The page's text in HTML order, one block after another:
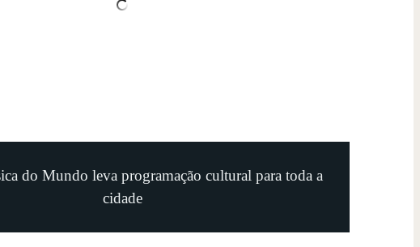
do Mundo leva programação cultural para toda a
cidade